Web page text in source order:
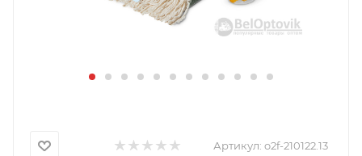
Артикул: o2f-210122.13